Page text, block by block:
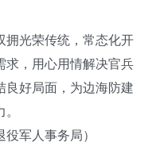
光荣传统，常态化开
求，用心用情解决官兵
良好局面，为边海防建
军人事务局）